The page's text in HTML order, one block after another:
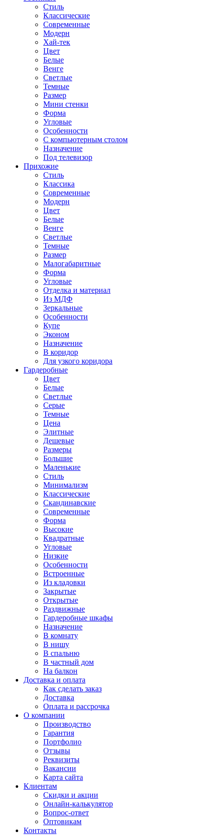
Стиль
Классические
Современные
Модерн
Хай-тек
Цвет
Белые
Венге
Светлые
Темные
Размер
Мини стенки
Форма
Угловые
Особенности
С компьютерным столом
Назначение
Под телевизор
Прихожие
Стиль
Классика
Современные
Модерн
Цвет
Белые
Венге
Светлые
Темные
Размер
Малогабаритные
Форма
Угловые
Отделка и материал
Из МДФ
Зеркальные
Особенности
Купе
Эконом
Назначение
В коридор
Для узкого коридора
Гардеробные
Цвет
Белые
Светлые
Серые
Темные
Цена
Элитные
Дешевые
Размеры
Большие
Маленькие
Стиль
Минимализм
Классические
Скандинавские
Современные
Форма
Высокие
Квадратные
Угловые
Низкие
Особенности
Встроенные
Из кладовки
Закрытые
Открытые
Раздвижные
Гардеробные шкафы
Назначение
В комнату
В нишу
В спальню
В частный дом
На балкон
Доставка и оплата
Как сделать заказ
Доставка
Оплата и рассрочка
О компании
Производство
Гарантия
Портфолио
Отзывы
Реквизиты
Вакансии
Карта сайта
Клиентам
Скидки и акции
Онлайн-калькулятор
Вопрос-ответ
Оптовикам
Контакты